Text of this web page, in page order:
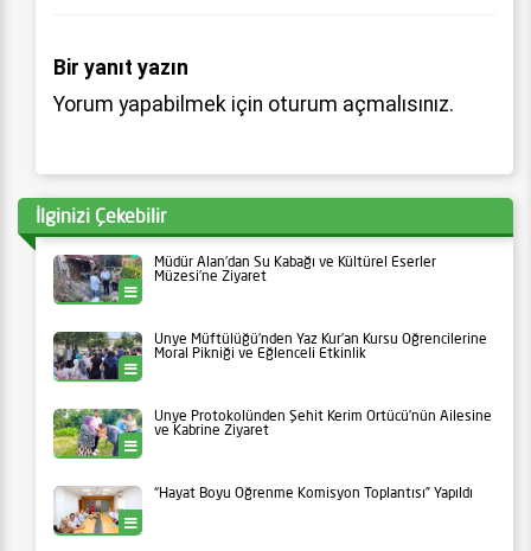
Bir yanıt yazın
Yorum yapabilmek için oturum açmalısınız.
İlginizi Çekebilir
Müdür Alan’dan Su Kabağı ve Kültürel Eserler
Müzesi’ne Ziyaret
Ünye Müftülüğü’nden Yaz Kur’an Kursu Öğrencilerine
Moral Pikniği ve Eğlenceli Etkinlik
Ünye Protokolünden Şehit Kerim Örtücü’nün Ailesine
ve Kabrine Ziyaret
“Hayat Boyu Öğrenme Komisyon Toplantısı” Yapıldı